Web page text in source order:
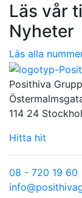
Läs vår
Nyheter
Läs alla
Posithiva
114 24
Hitta hit
08 - 720 19 60